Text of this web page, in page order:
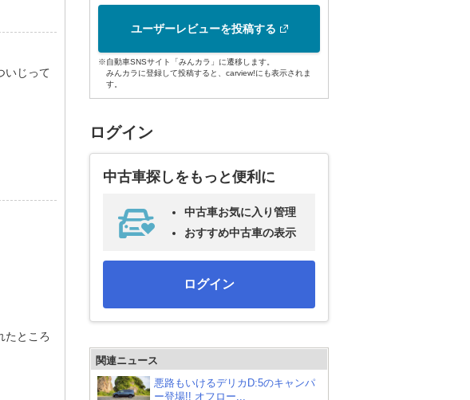
いじって
たところ
ユーザーレビューを投稿する
※自動車SNSサイト「みんカラ」に遷移します。
みんカラに登録して投稿すると、carview!にも表示されま
す。
ログイン
中古車探しをもっと便利に
中古車お気に入り管理
おすすめ中古車の表示
ログイン
関連ニュース
悪路もいけるデリカD:5のキャンパ
ー登場!! オフロー...